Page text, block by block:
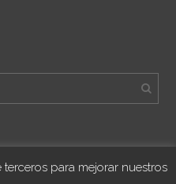
para mejorar nuestros